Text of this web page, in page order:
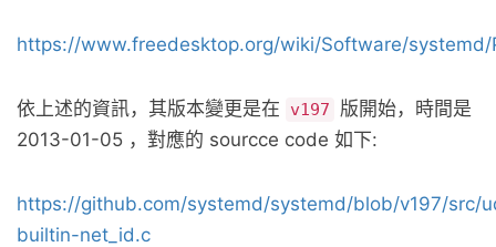
https://www.freedesktop.org/wiki/Software/
依上述的資訊，其版本變更是在 v197
版開始，時間是
2013-01-05 ，對應的 sourcce code 如下:
https://github.com/systemd/systemd/blob/v197/src/
builtin-net_id.c